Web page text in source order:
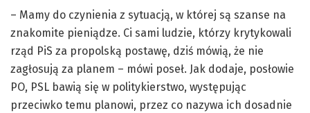
– Mamy do czynienia z sytuacją, w której są szanse na
znakomite pieniądze. Ci sami ludzie, którzy krytykowali
rząd PiS za propolską postawę, dziś mówią, że nie
zagłosują za planem – mówi poseł. Jak dodaje, posłowie
PO, PSL bawią się w politykierstwo, występując
przeciwko temu planowi, przez co nazywa ich dosadnie